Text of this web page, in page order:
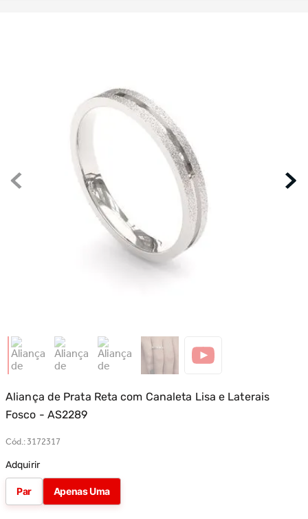
Aliança de Prata Reta com Canaleta Lisa e Laterais
Fosco - AS2289
Cód.: 3172317
Adquirir
Par Apenas Uma